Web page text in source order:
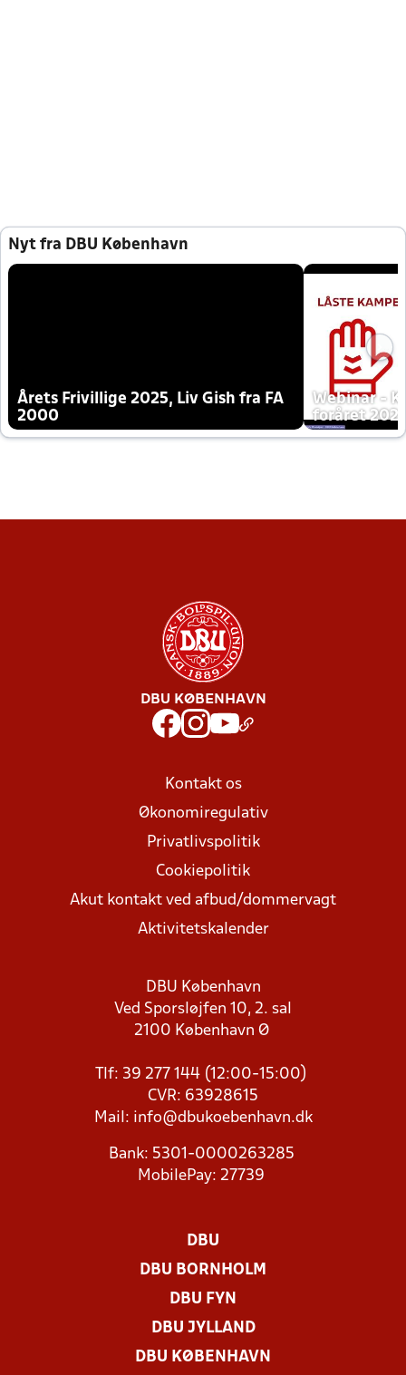
Nyt fra DBU København
Årets Frivillige 2025, Liv Gish fra FA
2000
Webinar -
foråret
DBU KØBENHAVN
Kontakt os
Økonomiregulativ
Privatlivspolitik
Cookiepolitik
Akut kontakt ved afbud/dommervagt
Aktivitetskalender
DBU København
Ved Sporsløjfen 10, 2. sal
2100 København Ø
Tlf: 39 277 144 (12:00-15:00)
CVR: 63928615
Mail: info@dbukoebenhavn.dk
Bank: 5301-0000263285
MobilePay: 27739
DBU
DBU BORNHOLM
DBU FYN
DBU JYLLAND
DBU KØBENHAVN